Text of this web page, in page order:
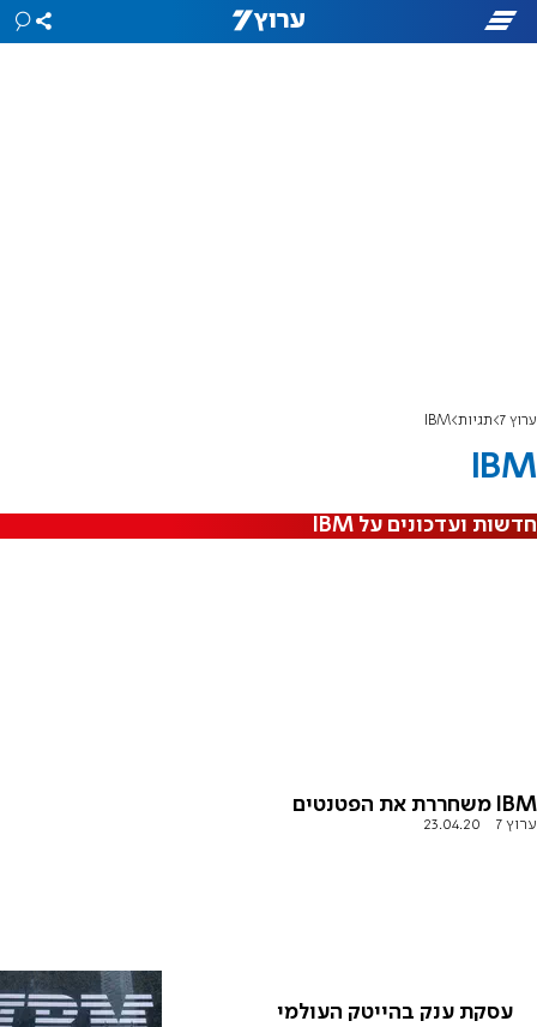
ערוץ 7 תגיות IBM
IBM
חדשות ועדכונים על IBM
IBM משחררת את הפטנטים
ערוץ 7 23.04.20
עסקת ענק בהייטק העולמי